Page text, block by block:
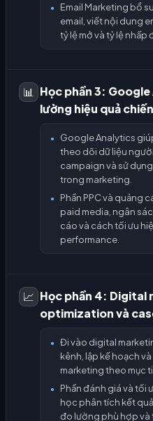
●
Email Marketing bổ
email, viết nội dung
tỷ lệ mở và tỷ lệ nhấp
📊
Học phần 3:
lường hiệu quả
●
Google Analytics
theo dõi dữ liệu
campaign và sử
trong marketing.
●
Phần PPC và quảng
paid media, ngân
cáo và cách tối ưu
performance.
📈 Học phần 4:
optimization và
●
Đi vào digital
kênh, lập kế hoạch
marketing theo mục
●
Phần đánh giá và tối
học phân tích kết
đo lường phù hợp